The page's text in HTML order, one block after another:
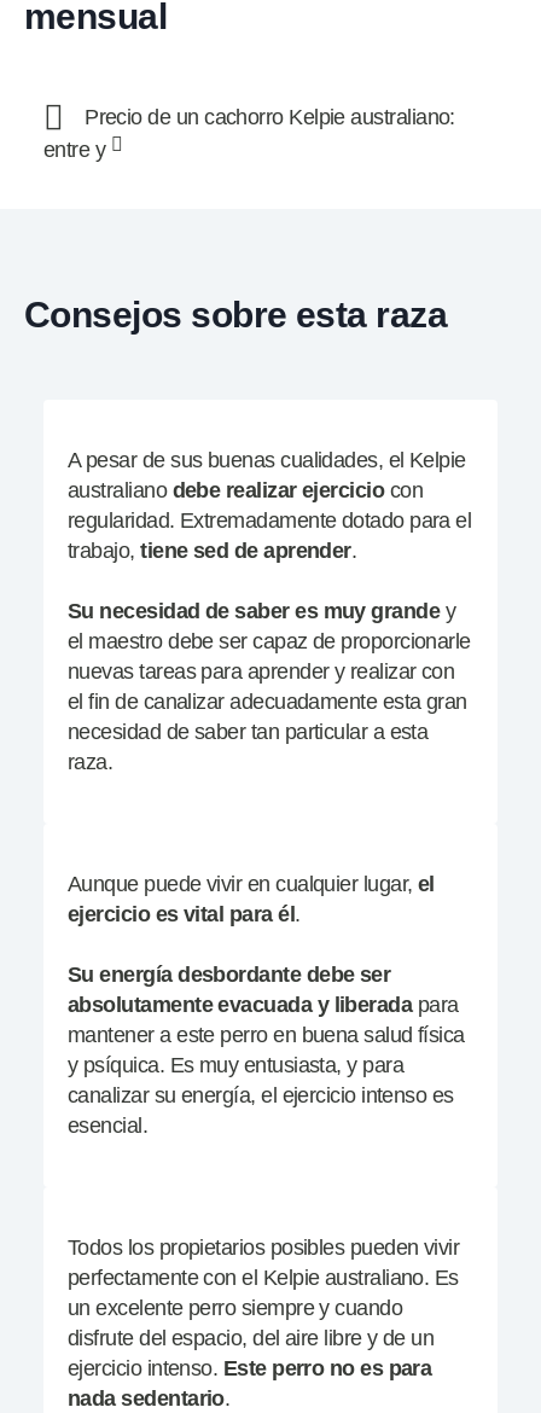
mensual
Precio de un cachorro Kelpie australiano:
entre y
Consejos sobre esta raza
A pesar de sus buenas cualidades, el Kelpie
australiano debe realizar ejerciciocon
regularidad. Extremadamente dotado para el
trabajo, tiene sed de aprender.
Su necesidad de saber es muy grandey
el maestro debe ser capaz de proporcionarle
nuevas tareas para aprender y realizar con
el fin de canalizar adecuadamente esta gran
necesidad de saber tan particular a esta
raza.
Aunque puede vivir en cualquier lugar, el
ejercicio es vital para él .
Su energía desbordante debe ser
absolutamente evacuada y liberadapara
mantener a este perro en buena salud física
y psíquica. Es muy entusiasta, y para
canalizar su energía, el ejercicio intenso es
esencial.
Todos los propietarios posibles pueden vivir
perfectamente con el Kelpie australiano. Es
un excelente perro siempre y cuando
disfrute del espacio, del aire libre y de un
ejercicio intenso. Este perro no es para
nada sedentario.